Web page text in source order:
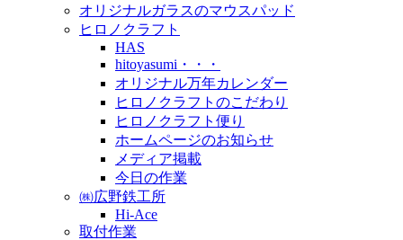
オリジナルガラスのマウスパッド
ヒロノクラフト
HAS
hitoyasumi・・・
オリジナル万年カレンダー
ヒロノクラフトのこだわり
ヒロノクラフト便り
ホームページのお知らせ
メディア掲載
今日の作業
㈱広野鉄工所
Hi-Ace
取付作業